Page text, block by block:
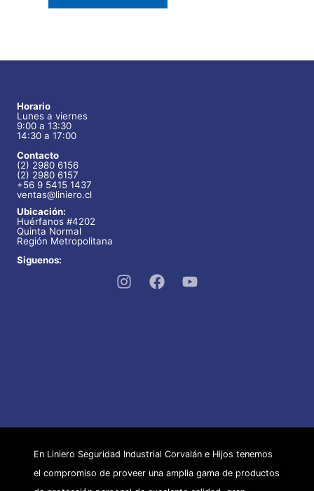
Horario
Lunes a viernes
9:00 a 13:30
14:30 a 17:00
Contacto
(2) 2980 6156
(2) 2980 6157
+56 9 5415 1437
ventas@liniero.cl
Ubicación:
Huérfanos #4202
Quinta Normal
Región Metropolitana
Siguenos:
En Liniero Seguridad Industrial Corvalán e Hijos tenemos
el compromiso de proveer una amplia gama de productos